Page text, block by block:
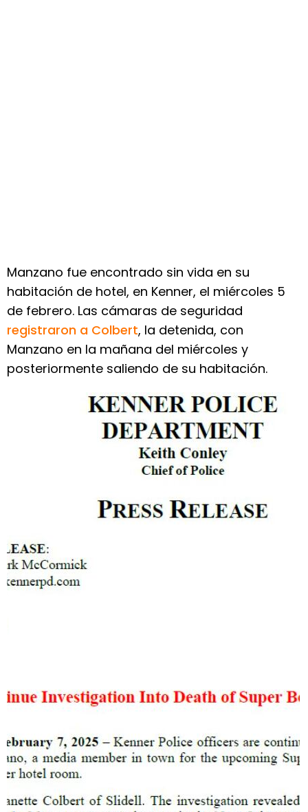
Manzano fue encontrado sin vida en su
habitación de hotel, en Kenner, el miércoles 5
de febrero. Las cámaras de seguridad
registraron a Colbert, la detenida, con
Manzano en la mañana del miércoles y
posteriormente saliendo de su habitación.